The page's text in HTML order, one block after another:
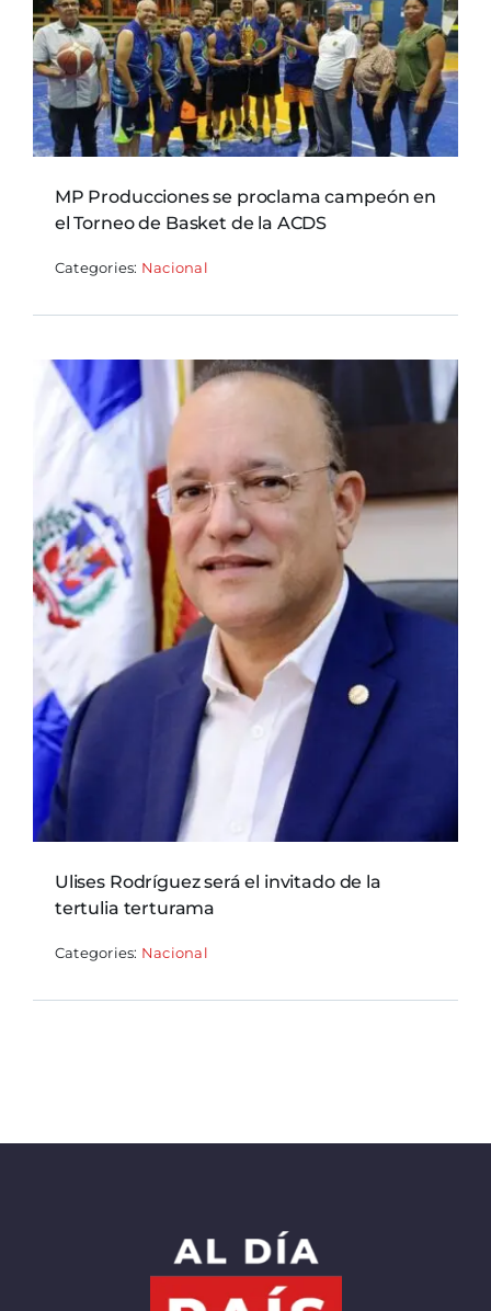
MP Producciones se proclama campeón en
el Torneo de Basket de la ACDS
Categories: Nacional
Ulises Rodríguez será el invitado de la
tertulia terturama
Categories: Nacional